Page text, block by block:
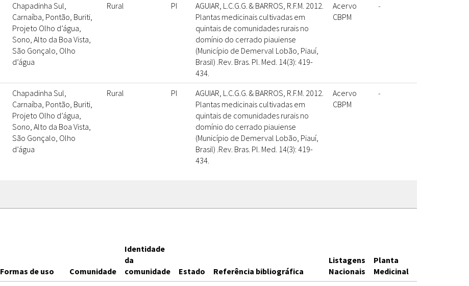
Chapadinha Sul,
Carnaíba, Pontão, Buriti,
Projeto Olho d’água,
Sono, Alto da Boa Vista,
São Gonçalo, Olho
d’água
Rural PI
AGUIAR, L.C.G.G. & BARROS, R.F.M. 2012.
Plantas medicinais cultivadas em
quintais de comunidades rurais no
domínio do cerrado piauiense
(Município de Demerval Lobão, Piauí,
Brasil) .Rev. Bras. Pl. Med. 14(3): 419-
434.
Acervo
CBPM
-
Chapadinha Sul,
Carnaíba, Pontão, Buriti,
Projeto Olho d’água,
Sono, Alto da Boa Vista,
São Gonçalo, Olho
d’água
Rural PI
AGUIAR, L.C.G.G. & BARROS, R.F.M. 2012.
Plantas medicinais cultivadas em
quintais de comunidades rurais no
domínio do cerrado piauiense
(Município de Demerval Lobão, Piauí,
Brasil) .Rev. Bras. Pl. Med. 14(3): 419-
434.
Acervo
CBPM
-
Formas de uso Comunidade
Identidade
da
comunidade
Estado Referência bibliográfica
Listagens
Nacionais
Planta
Medicinal